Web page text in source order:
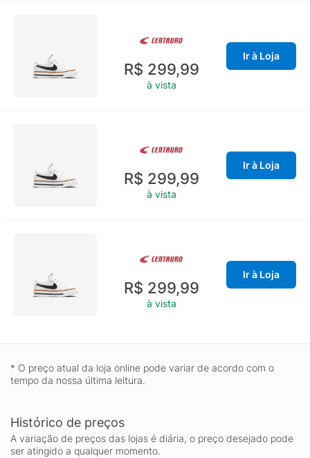
R$ 299,99
à vista
Ir à Loja
R$ 299,99
à vista
Ir à Loja
R$ 299,99
à vista
Ir à Loja
* O preço atual da loja online pode variar de acordo com o
tempo da nossa última leitura.
Histórico de preços
A variação de preços das lojas é diária, o preço desejado pode
ser atingido a qualquer momento.